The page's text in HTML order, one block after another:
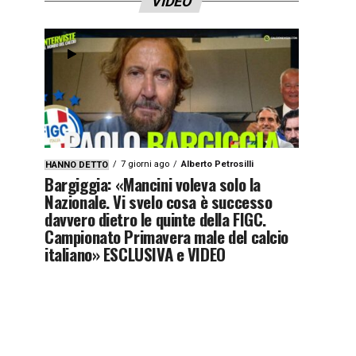
HANNO DETTO 7 giorni ago Alberto Petrosilli
Bargiggia: «Mancini voleva solo la
Nazionale. Vi svelo cosa è successo
davvero dietro le quinte della FIGC.
Campionato Primavera male del calcio
italiano» ESCLUSIVA e VIDEO